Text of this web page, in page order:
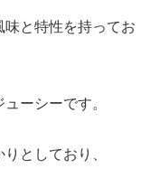
と特性を持ってお
ーシーです。
としており、